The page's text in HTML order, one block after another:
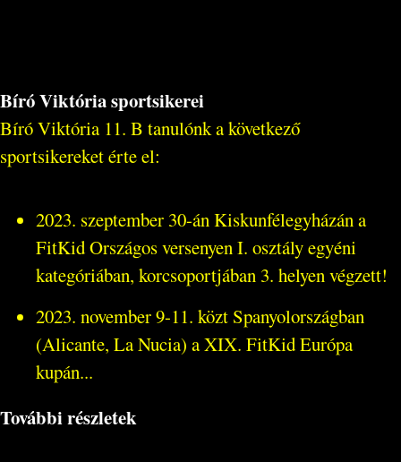
Bíró Viktória sportsikerei
Bíró Viktória 11. B tanulónk a következő
sportsikereket érte el:
2023. szeptember 30-án Kiskunfélegyházán a
FitKid Országos versenyen I. osztály egyéni
kategóriában, korcsoportjában 3. helyen végzett!
2023. november 9-11. közt Spanyolországban
(Alicante, La Nucia) a XIX. FitKid Európa
kupán...
További részletek